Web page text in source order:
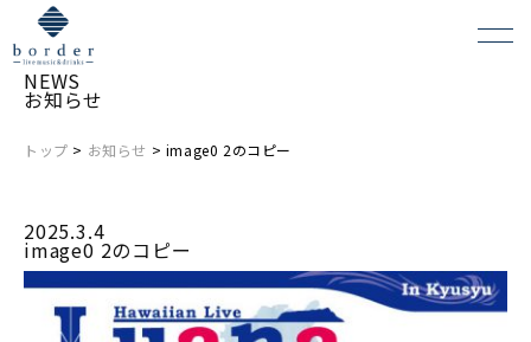
NEWS
お知らせ
トップ > お知らせ > image0 2のコピー
2025.3.4
image0 2のコピー